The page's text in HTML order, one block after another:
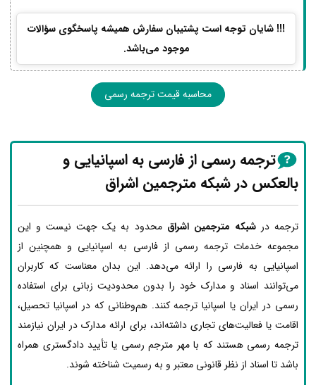
!!! شایان توجه است پشتیبان سفارش همیشه پاسخگوی سؤالات
موجود می‌باشد.
محاسبه قیمت ترجمه رسمی
ترجمه رسمی از فارسی به اسپانیایی و
بالعکس در شبکه مترجمین اشراق
ترجمه درشبکه مترجمین اشراق محدود به یک جهت نیست و این
مجموعه خدمات ترجمه رسمی از فارسی به اسپانیایی و همچنین از
اسپانیایی به فارسی را ارائه می‌دهد. این بدان معناست که کاربران
می‌توانند اسناد و مدارک خود را بدون محدودیت زبانی برای استفاده
رسمی در ایران یا اسپانیا ترجمه کنند. هم‌وطنانی که در اسپانیا تحصیل،
اقامت یا فعالیت‌های تجاری داشته‌اند، برای ارائه مدارک در ایران نیازمند
ترجمه رسمی هستند که با مهر مترجم رسمی یا تأیید دادگستری همراه
باشد تا اسناد از نظر قانونی معتبر و به رسمیت شناخته شوند.